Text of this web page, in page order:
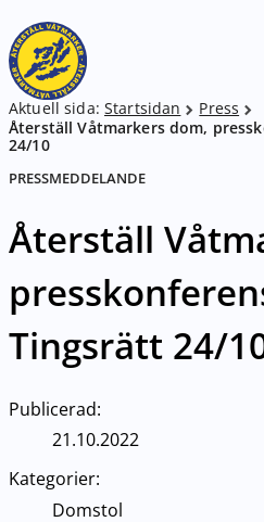
HOPPA TILL SIDANS
Breadcrumb
Aktuell sida: Startsidan
Press
Återställ Våtmarkers dom,
24/10
PRESSMEDDELANDE
Återställ
Tingsrätt 24/
Publicerad:
21.10.2022
Kategorier:
Domstol